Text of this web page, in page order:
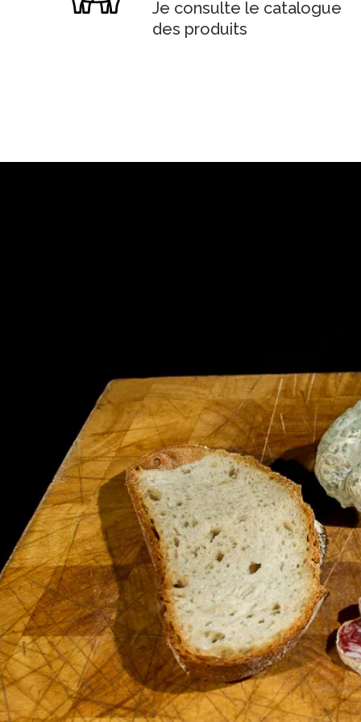
Je consulte le catalogue
des produits